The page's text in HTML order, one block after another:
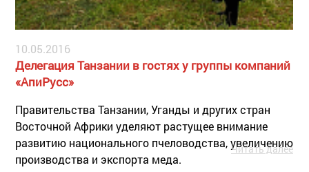
10.05.2016
Делегация Танзании в гостях у группы компаний
«АпиРусс»
Правительства Танзании, Уганды и других стран
Восточной Африки уделяют растущее внимание
развитию национального пчеловодства, увеличению
производства и экспорта меда.
Читать далее